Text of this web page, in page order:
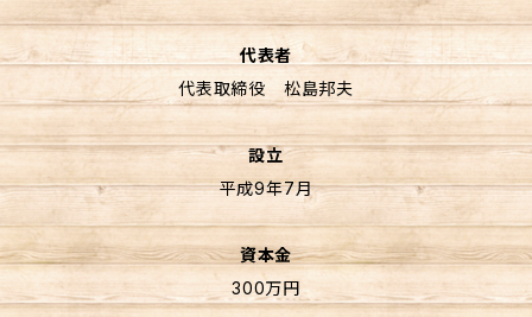
代表者
代表取締役 松島邦夫
設立
平成9年7月
資本金
300万円